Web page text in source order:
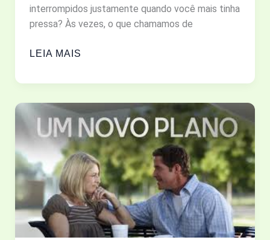
interrompidos justamente quando você mais tinha
pressa? Às vezes, o que chamamos de
PARADA
O
MUDAR
VISÃO
SOBRE
O
AGIR
DE
LEIA MAIS